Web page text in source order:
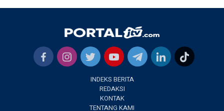
INDEKS BERITA
REDAKSI
KONTAK
TENTANG KAMI